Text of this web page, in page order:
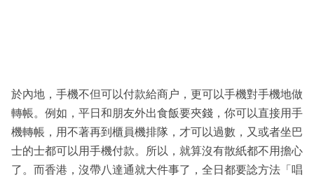
於內地，手機不但可以付款給商户，更可以手機對手機地做
轉帳。例如，平日和朋友外出食飯要夾錢，你可以直接用手
機轉帳，用不著再到櫃員機排隊，才可以過數，又或者坐巴
士的士都可以用手機付款。所以，就算沒有散紙都不用擔心
了。而香港，沒帶八達通就大件事了，全日都要諗方法「唱